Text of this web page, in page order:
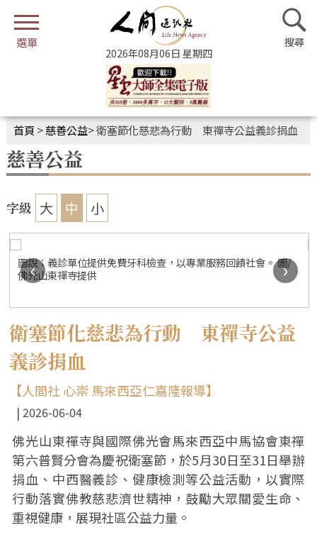
2026年08月06日 星期四
首頁 >慈善公益>衛塞節化慈悲為行動 東禪寺公益義診捐血
慈善公益
字級 大 中 小
圖說：義診單位提供免費牙科檢查，以專業服務回饋社會。 圖/
佛光山東禪寺提供
‹ ›
衛塞節化慈悲為行動 東禪寺公益
義診捐血
【人間社 心崇 馬來西亞仁嘉隆報導】
2026-06-04
佛光山東禪寺與國際佛光會馬來西亞中馬協會東禪
第六普賢分會為慶祝衛塞節，於5月30日至31日舉辦
捐血、中西醫義診、健康檢測等公益活動，以實際
行動落實佛教慈悲濟世精神，鼓勵大眾關愛生命、
重視健康，展現社區公益力量。